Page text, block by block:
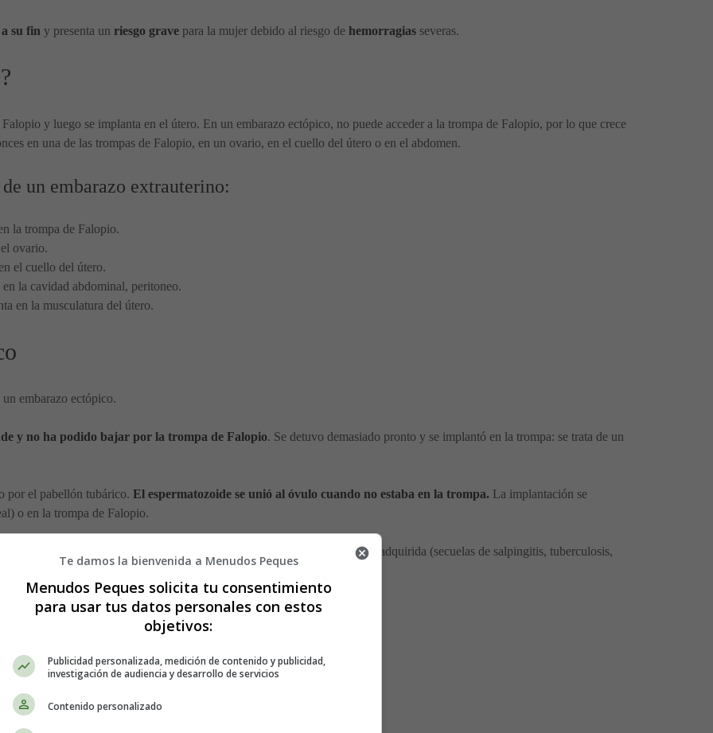
su fin y presenta un riesgo grave para la mujer debido al riesgo de hemorragias severas.
y luego se implanta en el útero. En un embarazo ectópico, no puede acceder a la trompa de Falopio, por lo que crece
en una de las trompas de Falopio, en un ovario, en el cuello del útero o en el abdomen.
de un embarazo extrauterino:
la trompa de Falopio.
ovario.
el cuello del útero.
la cavidad abdominal, peritoneo.
en la musculatura del útero.
embarazo ectópico.
y no ha podido bajar por la trompa de Falopio. Se detuvo demasiado pronto y se implantó en la trompa: se trata de un
por el pabellón tubárico. El espermatozoide se unió al óvulo cuando no estaba en la trompa. La implantación se
o en la trompa de Falopio.
la trompa que ha dificultado la migración del óvulo: anomalía congénita o adquirida (secuelas de salpingitis, tuberculosis,
embarazo ectópico.
ectópico que pueden aparecer son:
Te damos la bienvenida a Menudos Peques
Menudos Peques solicita tu consentimiento
para usar tus datos personales con estos
objetivos:
Publicidad personalizada, medición de contenido y publicidad,
investigación de audiencia y desarrollo de servicios
Contenido personalizado